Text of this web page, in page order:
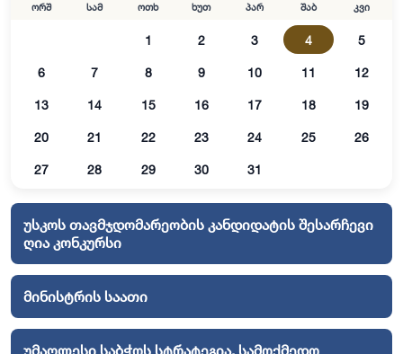
ორშ სამ ოთხ ხუთ პარ შაბ კვი
1 2 3 4 5
6 7 8 9 10 11 12
13 14 15 16 17 18 19
20 21 22 23 24 25 26
27 28 29 30 31
უსკოს თავმჯდომარეობის კანდიდატის შესარჩევი
ღია კონკურსი
მინისტრის საათი